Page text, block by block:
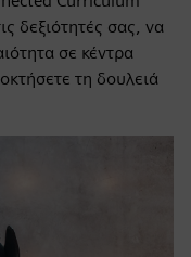
δεξιότητές σας, να
σε κέντρα
τη δουλειά